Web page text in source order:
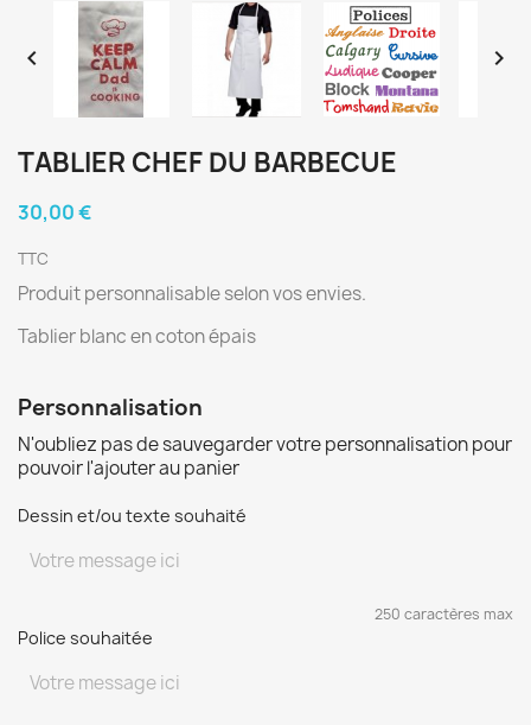
 
TABLIER CHEF DU BARBECUE
30,00 €
TTC
Produit personnalisable selon vos envies.
Tablier blanc en coton épais
Personnalisation
N'oubliez pas de sauvegarder votre personnalisation pour
pouvoir l'ajouter au panier
Dessin et/ou texte souhaité
250 caractères max
Police souhaitée